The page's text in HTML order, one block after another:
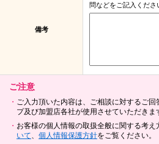
備考
問などをご記入くださ
ご注意
ご入力頂いた内容は、ご相談に対するご
プ及び加盟店各社が使用させていただきま
お客様の個人情報の取扱全般に関する考え
いて
個人情報保護方針をご覧ください。